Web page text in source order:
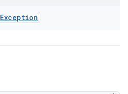
Exception